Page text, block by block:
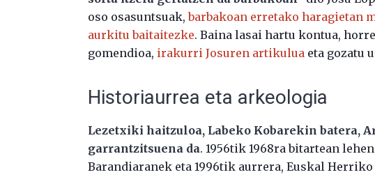
oso osasuntsuak,barbakoan erretako haragietan
aurkitu baitaitezke. Baina lasai hartu kontua,
gomendioa, irakurri Josuren artikulua eta gozatu
Historiaurrea eta arkeologia
Lezetxiki haitzuloa, Labeko Kobarekin batera,
garrantzitsuena da. 1956tik 1968ra bitartean
Barandiaranek eta 1996tik aurrera, Euskal